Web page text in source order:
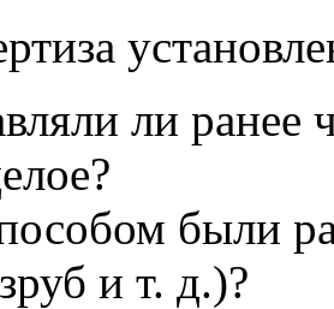
ли ранее
были
и т. д.)?